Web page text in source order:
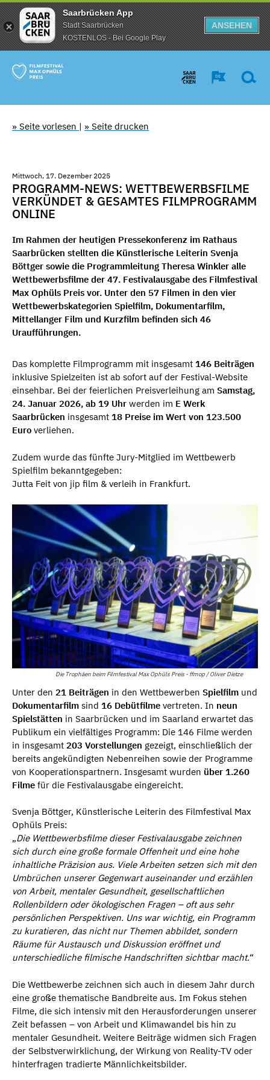
Saarbrücken App
Stadt Saarbrücken
KOSTENLOS - Bei Google Play
ANSEHEN
» Seite vorlesen | » Seite drucken
Mittwoch, 17. Dezember 2025
PROGRAMM-NEWS: WETTBEWERBSFILME
VERKÜNDET & GESAMTES FILMPROGRAMM
ONLINE
Im Rahmen der heutigen Pressekonferenz im Rathaus
Saarbrücken stellten die Künstlerische Leiterin Svenja
Böttger sowie die Programmleitung Theresa Winkler alle
Wettbewerbsfilme der 47. Festivalausgabe des Filmfestival
Max Ophüls Preis vor. Unter den 57 Filmen in den vier
Wettbewerbskategorien Spielfilm, Dokumentarfilm,
Mittellanger Film und Kurzfilm befinden sich 46
Uraufführungen.
Das komplette Filmprogramm mit insgesamt 146 Beiträgen
inklusive Spielzeiten ist ab sofort auf der Festival-Website
einsehbar. Bei der feierlichen Preisverleihung am Samstag,
24. Januar 2026, ab 19 Uhr werden im E Werk
Saarbrücken insgesamt 18 Preise im Wert von 123.500
Euro verliehen.
Zudem wurde das fünfte Jury-Mitglied im Wettbewerb
Spielfilm bekanntgegeben:
Jutta Feit von jip film & verleih in Frankfurt.
Die Trophäen beim Filmfestival Max Ophüls Preis - ffmop / Oliver Dietze
Unter den 21 Beiträgen in den Wettbewerben Spielfilm und
Dokumentarfilm sind 16 Debütfilme vertreten. In neun
Spielstätten in Saarbrücken und im Saarland erwartet das
Publikum ein vielfältiges Programm: Die 146 Filme werden
in insgesamt 203 Vorstellungen gezeigt, einschließlich der
bereits angekündigten Nebenreihen sowie der Programme
von Kooperationspartnern. Insgesamt wurden über 1.260
Filme für die Festivalausgabe eingereicht.
Svenja Böttger, Künstlerische Leiterin des Filmfestival Max
Ophüls Preis:
„Die Wettbewerbsfilme dieser Festivalausgabe zeichnen
sich durch eine große formale Offenheit und eine hohe
inhaltliche Präzision aus. Viele Arbeiten setzen sich mit den
Umbrüchen unserer Gegenwart auseinander und erzählen
von Arbeit, mentaler Gesundheit, gesellschaftlichen
Rollenbildern oder ökologischen Fragen – oft aus sehr
persönlichen Perspektiven. Uns war wichtig, ein Programm
zu kuratieren, das nicht nur Themen abbildet, sondern
Räume für Austausch und Diskussion eröffnet und
unterschiedliche filmische Handschriften sichtbar macht.“
Die Wettbewerbe zeichnen sich auch in diesem Jahr durch
eine große thematische Bandbreite aus. Im Fokus stehen
Filme, die sich intensiv mit den Herausforderungen unserer
Zeit befassen – von Arbeit und Klimawandel bis hin zu
mentaler Gesundheit. Weitere Beiträge widmen sich Fragen
der Selbstverwirklichung, der Wirkung von Reality-TV oder
hinterfragen tradierte Männlichkeitsbilder.